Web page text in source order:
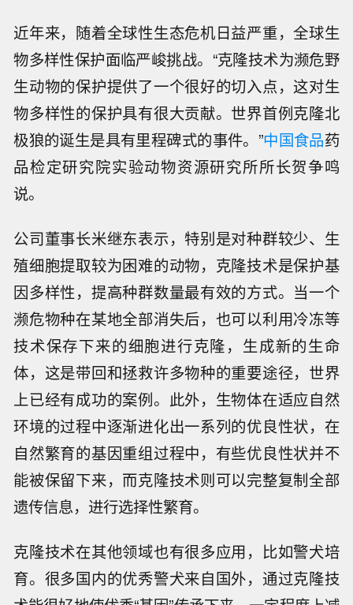
近年来，随着全球性生态危机日益严重，全球生
物多样性保护面临严峻挑战。“克隆技术为濒危野
生动物的保护提供了一个很好的切入点，这对生
物多样性的保护具有很大贡献。世界首例克隆北
极狼的诞生是具有里程碑式的事件。”中国食品药
品检定研究院实验动物资源研究所所长贺争鸣
说。
公司董事长米继东表示，特别是对种群较少、生
殖细胞提取较为困难的动物，克隆技术是保护基
因多样性，提高种群数量最有效的方式。当一个
濒危物种在某地全部消失后，也可以利用冷冻等
技术保存下来的细胞进行克隆，生成新的生命
体，这是带回和拯救许多物种的重要途径，世界
上已经有成功的案例。此外，生物体在适应自然
环境的过程中逐渐进化出一系列的优良性状，在
自然繁育的基因重组过程中，有些优良性状并不
能被保留下来，而克隆技术则可以完整复制全部
遗传信息，进行选择性繁育。
克隆技术在其他领域也有很多应用，比如警犬培
育。很多国内的优秀警犬来自国外，通过克隆技